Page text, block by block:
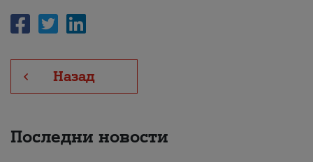
Назад
Последни новости